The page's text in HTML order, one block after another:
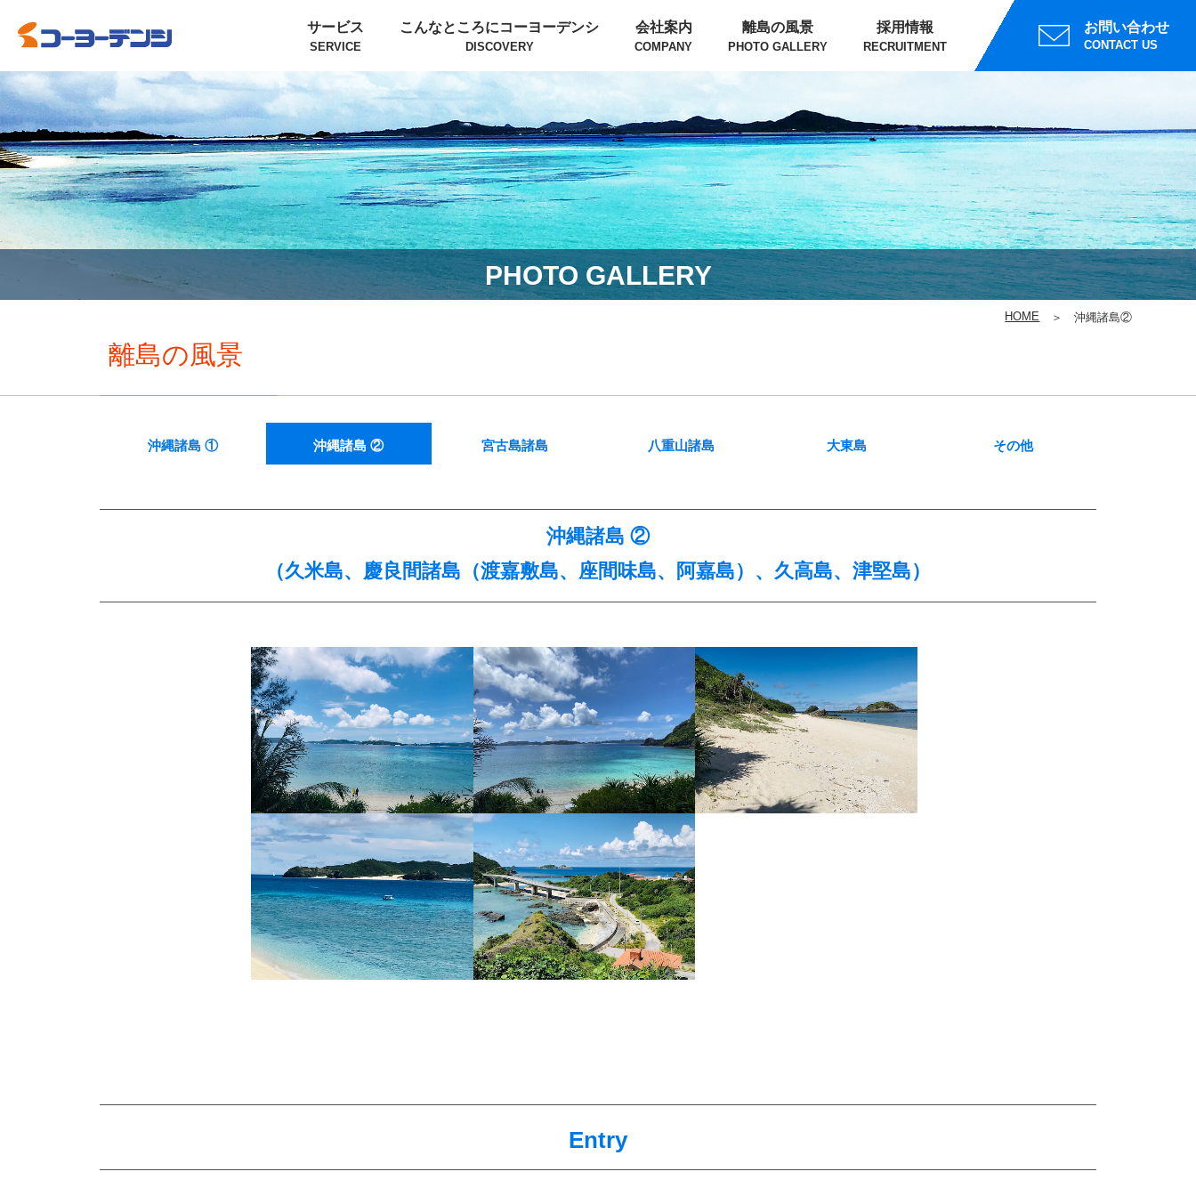
サービス
SERVICE
こんなところにコーヨーデンシ
DISCOVERY
会社案内
COMPANY
離島の風景
PHOTO GALLERY
採用情報
RECRUITMENT
お問い合わせ
CONTACT US
PHOTO GALLERY
HOME 沖縄諸島②
離島の風景
沖縄諸島 ① 沖縄諸島 ② 宮古島諸島 八重山諸島 大東島 その他
沖縄諸島 ②
（久米島、慶良間諸島（渡嘉敷島、座間味島、阿嘉島）、久高島、津堅島）
Entry